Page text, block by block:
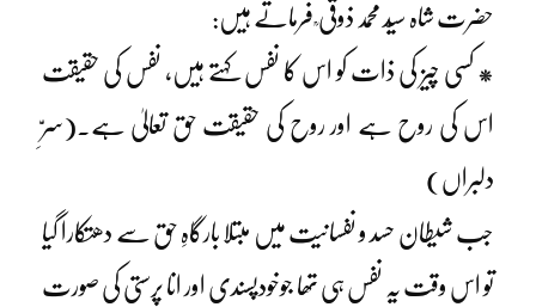
حضرت شاہ سیّد محمد ذوقی ؒ فرماتے ہیں:
* کسی چیز کی ذات کو اس کا نفس کہتے ہیں، نفس کی حقیقت
اس کی روح ہے اور روح کی حقیقت حق تعالیٰ ہے۔(سرِّ
دلبراں)
جب شیطان حسد و نفسانیت میں مبتلا بارگاہِ حق سے دھتکارا گیا
تو اس وقت یہ نفس ہی تھا جوخودپسندی اور انا پرستی کی صورت